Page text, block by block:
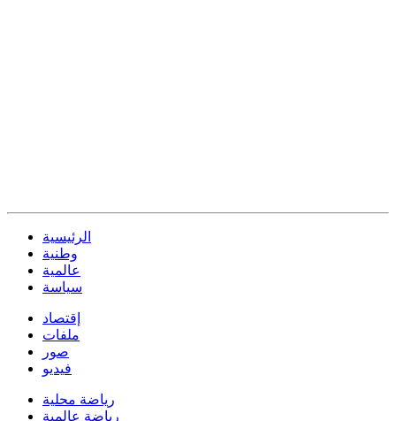
الرئيسية
وطنية
عالمية
سياسة
إقتصاد
ملفات
صور
فيديو
رياضة محلية
رياضة عالمية